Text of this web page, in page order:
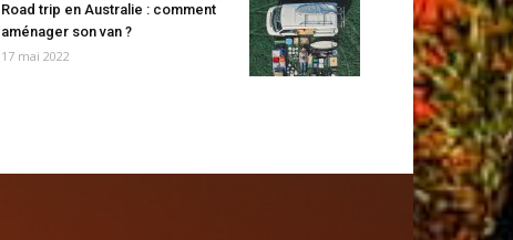
Road trip en Australie : comment
aménager son van ?
17 mai 2022